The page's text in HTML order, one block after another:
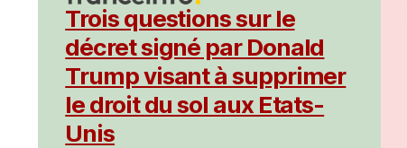
Trois questions sur le
décret signé par Donald
Trump visant à supprimer
le droit du sol aux Etats-
Unis